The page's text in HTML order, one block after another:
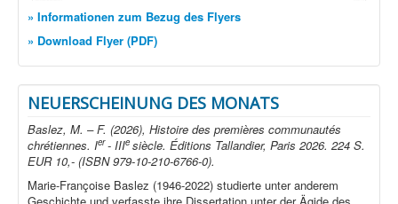
» Informationen zum Bezug des Flyers
» Download Flyer (PDF)
NEUERSCHEINUNG DES MONATS
Baslez, M. – F. (2026), Histoire des premières communautés
chrétiennes. Ier- IIIe siècle. Éditions Tallandier, Paris 2026. 224 S.
EUR 10,- (ISBN 979-10-210-6766-0).
Marie-Françoise Baslez (1946-2022) studierte unter anderem